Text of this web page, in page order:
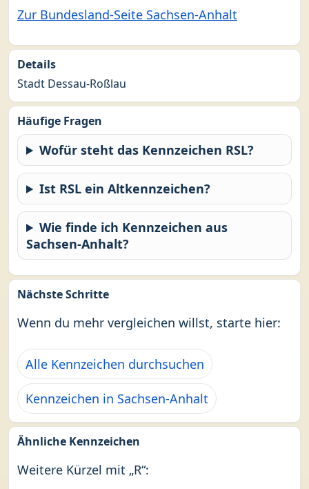
Zur Bundesland-Seite Sachsen-Anhalt
Details
Stadt Dessau-Roßlau
Häufige Fragen
Wofür steht das Kennzeichen RSL?
Ist RSL ein Altkennzeichen?
Wie finde ich Kennzeichen aus
Sachsen-Anhalt?
Nächste Schritte
Wenn du mehr vergleichen willst, starte hier:
Alle Kennzeichen durchsuchen
Kennzeichen in Sachsen-Anhalt
Ähnliche Kennzeichen
Weitere Kürzel mit „R“: